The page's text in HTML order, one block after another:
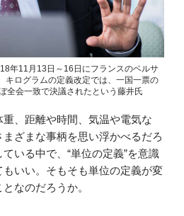
年11月13日～16日にフランスのベルサ
キログラムの定義改定では、一国一票の
全会一致で決議されたという藤井氏
、距離や時間、気温や電気な
ざまな事柄を思い浮かべるだろ
いる中で、“単位の定義”を意識
いい。そもそも単位の定義が変
なのだろうか。